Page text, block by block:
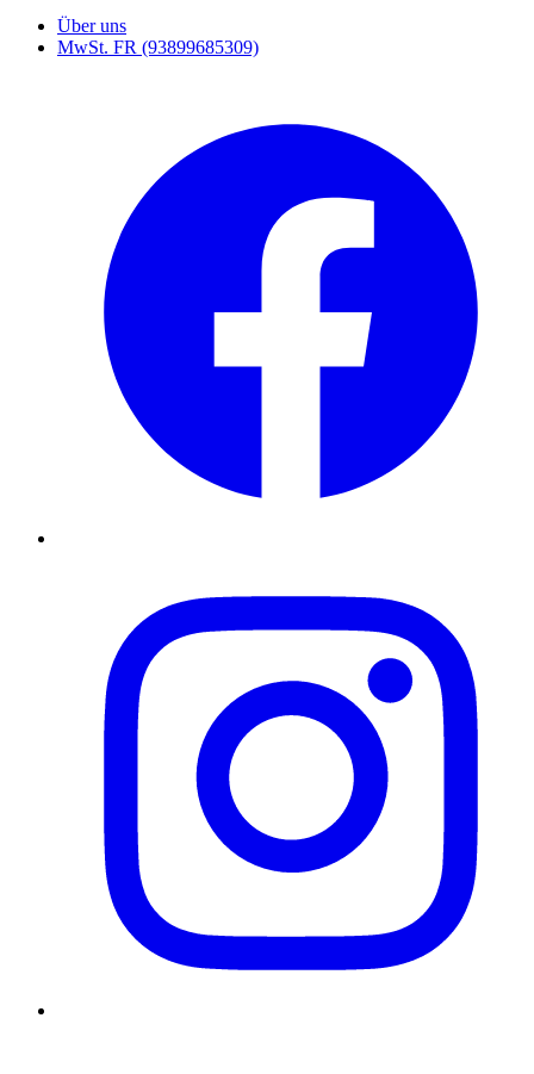
Über uns
MwSt. FR (93899685309)